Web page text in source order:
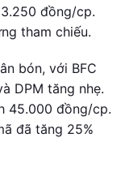
đồng/cp.
tham chiếu.
bón, với BFC
DPM tăng nhẹ.
45.000 đồng/cp.
đã tăng 25%